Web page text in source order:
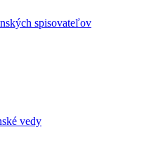
spisovateľov
vedy